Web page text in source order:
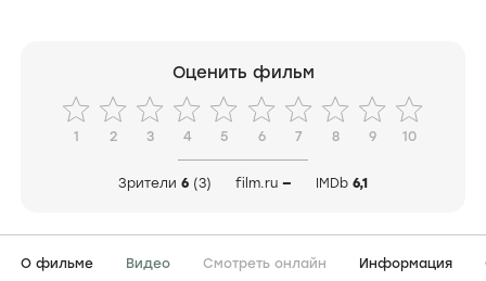
Оценить фильм
1 2 3 4 5 6 7 8 9 10
Зрители 6 (3) film.ru — IMDb 6,1
О фильме Видео Смотреть онлайн Информация